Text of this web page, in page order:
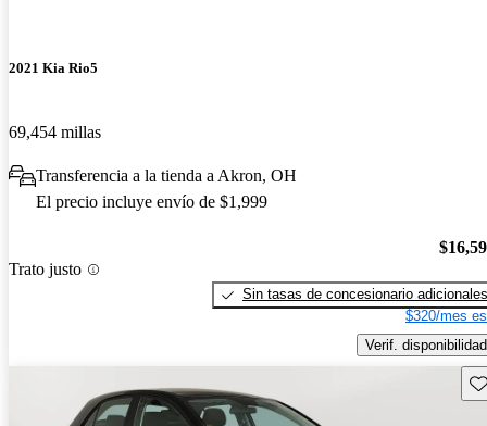
2021 Kia Rio5
69,454 millas
Transferencia a la tienda a Akron, OH
El precio incluye envío de $1,999
Trato justo
Sin tasas de concesionario adicionales
$320/mes
Verif. disponibilidad